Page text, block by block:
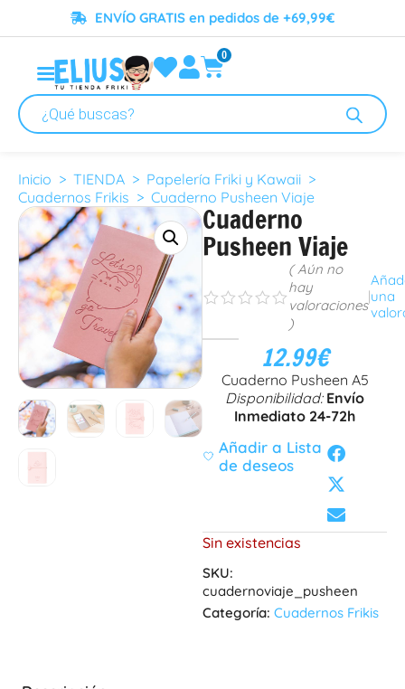
ENVÍO GRATIS en pedidos de +69,99€
0
Inicio > TIENDA > Papelería Friki y Kawaii >
Cuadernos Frikis > Cuaderno Pusheen Viaje
Cuaderno
Pusheen Viaje
sssss
( Aún no
hay
valoraciones
)
una
12.99€
Cuaderno Pusheen A5
Disponibilidad: Envío
Inmediato 24-72h
Añadir a Lista
de deseos
Sin existencias
SKU:
cuadernoviaje_pusheen
Categoría: Cuadernos Frikis